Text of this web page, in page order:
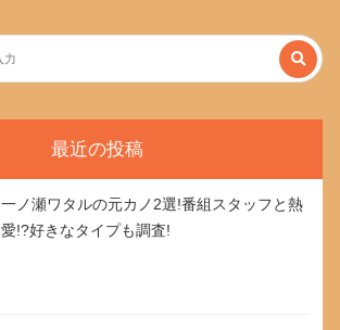
最近の投稿
一ノ瀬ワタルの元カノ2選!番組スタッフと熱
愛!?好きなタイプも調査!